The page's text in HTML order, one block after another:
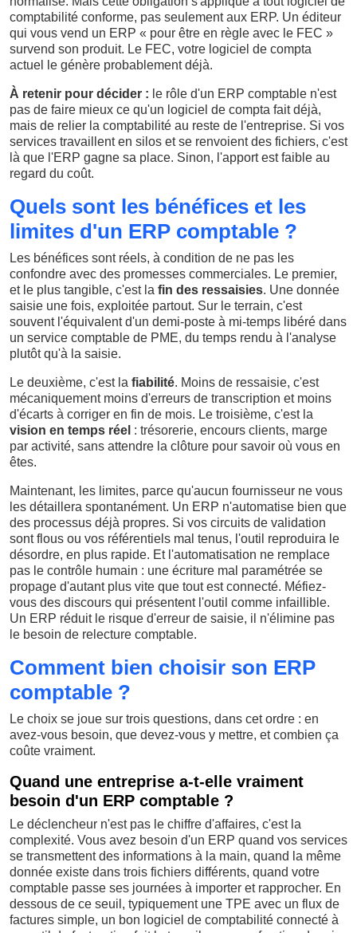
comptabilité conforme, pas seulement aux ERP. Un éditeur
qui vous vend un ERP « pour être en règle avec le FEC »
survend son produit. Le FEC, votre logiciel de compta
actuel le génère probablement déjà.
À retenir pour décider : le rôle d'un ERP comptable n'est
pas de faire mieux ce qu'un logiciel de compta fait déjà,
mais de relier la comptabilité au reste de l'entreprise. Si vos
services travaillent en silos et se renvoient des fichiers, c'est
là que l'ERP gagne sa place. Sinon, l'apport est faible au
regard du coût.
Quels sont les bénéfices et les
limites d'un ERP comptable ?
Les bénéfices sont réels, à condition de ne pas les
confondre avec des promesses commerciales. Le premier,
et le plus tangible, c'est la fin des ressaisies. Une donnée
saisie une fois, exploitée partout. Sur le terrain, c'est
souvent l'équivalent d'un demi-poste à mi-temps libéré dans
un service comptable de PME, du temps rendu à l'analyse
plutôt qu'à la saisie.
Le deuxième, c'est la fiabilité. Moins de ressaisie, c'est
mécaniquement moins d'erreurs de transcription et moins
d'écarts à corriger en fin de mois. Le troisième, c'est la
vision en temps réel : trésorerie, encours clients, marge
par activité, sans attendre la clôture pour savoir où vous en
êtes.
Maintenant, les limites, parce qu'aucun fournisseur ne vous
les détaillera spontanément. Un ERP n'automatise bien que
des processus déjà propres. Si vos circuits de validation
sont flous ou vos référentiels mal tenus, l'outil reproduira le
désordre, en plus rapide. Et l'automatisation ne remplace
pas le contrôle humain : une écriture mal paramétrée se
propage d'autant plus vite que tout est connecté. Méfiez-
vous des discours qui présentent l'outil comme infaillible.
Un ERP réduit le risque d'erreur de saisie, il n'élimine pas
le besoin de relecture comptable.
Comment bien choisir son ERP
comptable ?
Le choix se joue sur trois questions, dans cet ordre : en
avez-vous besoin, que devez-vous y mettre, et combien ça
coûte vraiment.
Quand une entreprise a-t-elle vraiment
besoin d'un ERP comptable ?
Le déclencheur n'est pas le chiffre d'affaires, c'est la
complexité. Vous avez besoin d'un ERP quand vos services
se transmettent des informations à la main, quand la même
donnée existe dans trois fichiers différents, quand votre
comptable passe ses journées à importer et rapprocher. En
dessous de ce seuil, typiquement une TPE avec un flux de
factures simple, un bon logiciel de comptabilité connecté à